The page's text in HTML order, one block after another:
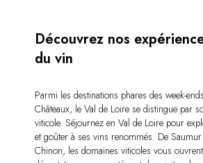
Découvrez nos
du vin
Parmi les destinations phares des week-
Châteaux, le Val de Loire se distingue par
viticole. Séjournez en Val de Loire pour
et goûter à ses vins renommés. De
Chinon, les domaines viticoles vous